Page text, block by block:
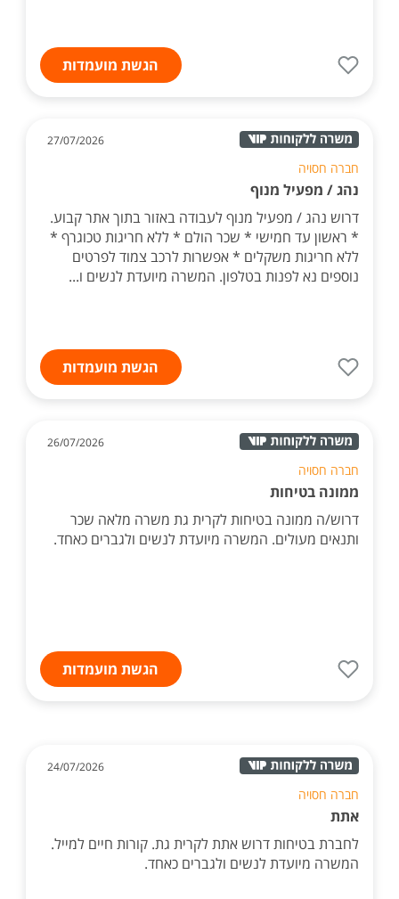
הגשת מועמדות
27/07/2026
חברה חסויה
נהג / מפעיל מנוף
דרוש נהג / מפעיל מנוף לעבודה באזור בתוך אתר קבוע.
* ראשון עד חמישי * שכר הולם * ללא חריגות טכוגרף *
ללא חריגות משקלים * אפשרות לרכב צמוד לפרטים
נוספים נא לפנות בטלפון. המשרה מיועדת לנשים ו...
הגשת מועמדות
26/07/2026
חברה חסויה
ממונה בטיחות
דרוש/ה ממונה בטיחות לקרית גת משרה מלאה שכר
ותנאים מעולים. המשרה מיועדת לנשים ולגברים כאחד.
הגשת מועמדות
24/07/2026
חברה חסויה
אתת
לחברת בטיחות דרוש אתת לקרית גת. קורות חיים למייל.
המשרה מיועדת לנשים ולגברים כאחד.